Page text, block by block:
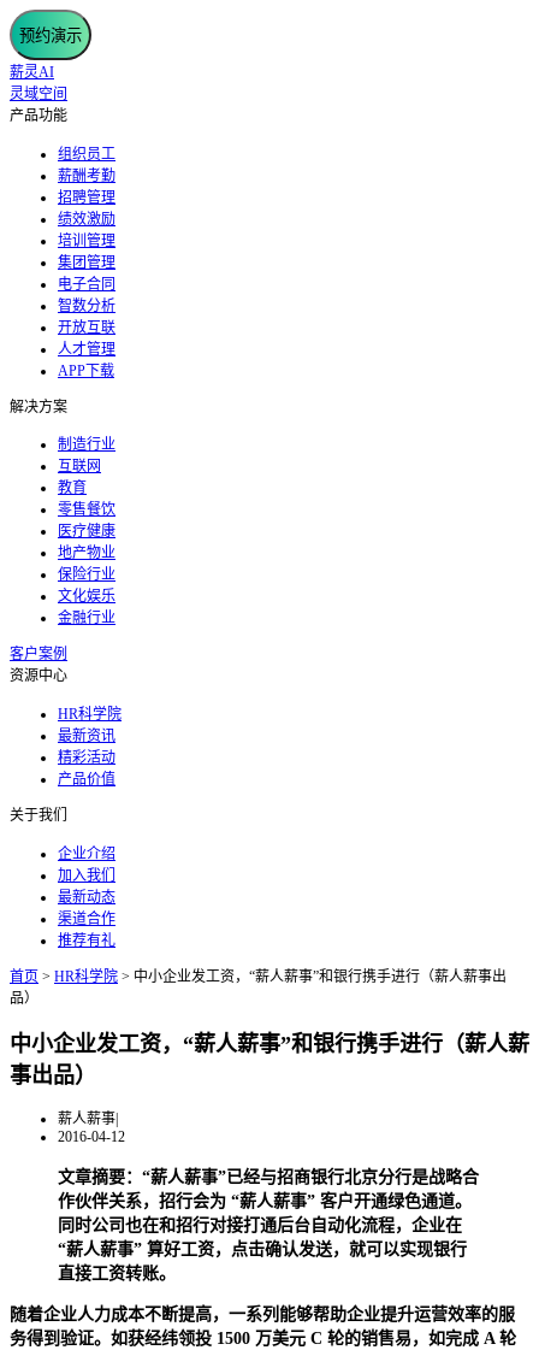
预约演示
薪灵AI
灵域空间
产品功能
组织员工
薪酬考勤
招聘管理
绩效激励
培训管理
集团管理
电子合同
智数分析
开放互联
人才管理
APP下载
解决方案
制造行业
互联网
教育
零售餐饮
医疗健康
地产物业
保险行业
文化娱乐
金融行业
客户案例
资源中心
HR科学院
最新资讯
精彩活动
产品价值
关于我们
企业介绍
加入我们
最新动态
渠道合作
推荐有礼
首页 > HR科学院 > 中小企业发工资，“薪人薪事”和银行携手进行（薪人薪事出
品）
中小企业发工资，“薪人薪事”和银行携手进行（薪人薪
事出品）
薪人薪事|
2016-04-12
文章摘要：“薪人薪事”已经与招商银行北京分行是战略合
作伙伴关系，招行会为 “薪人薪事” 客户开通绿色通道。
同时公司也在和招行对接打通后台自动化流程，企业在
“薪人薪事” 算好工资，点击确认发送，就可以实现银行
直接工资转账。
随着企业人力成本不断提高，一系列能够帮助企业提升运营效率的服
务得到验证。如获经纬领投 1500 万美元 C 轮的销售易，如完成 A 轮